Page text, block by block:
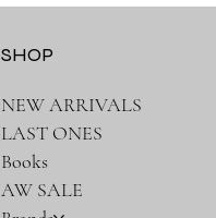
SHOP
NEW ARRIVALS
LAST ONES
Books
AW SALE